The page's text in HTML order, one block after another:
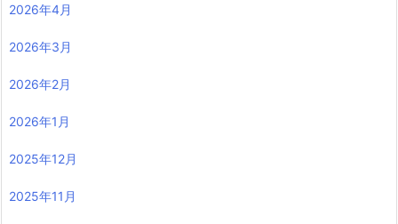
2026年4月
2026年3月
2026年2月
2026年1月
2025年12月
2025年11月